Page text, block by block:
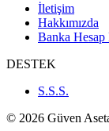
İletişim
Hakkımızda
Banka
DESTEK
S.S.S.
© 2026 Güven